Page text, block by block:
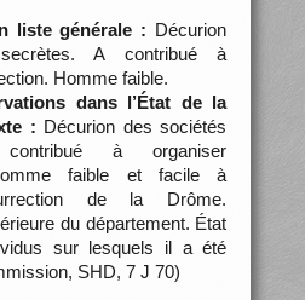
liste générale : Décurion
A contribué à
Homme faible.
dans l’État de la
: Décurion des sociétés
à organiser
faible et facile à
de la Drôme.
du département. État
sur lesquels il a été
SHD, 7 J 70)